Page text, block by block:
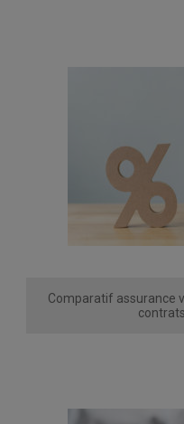
Comparatif assurance